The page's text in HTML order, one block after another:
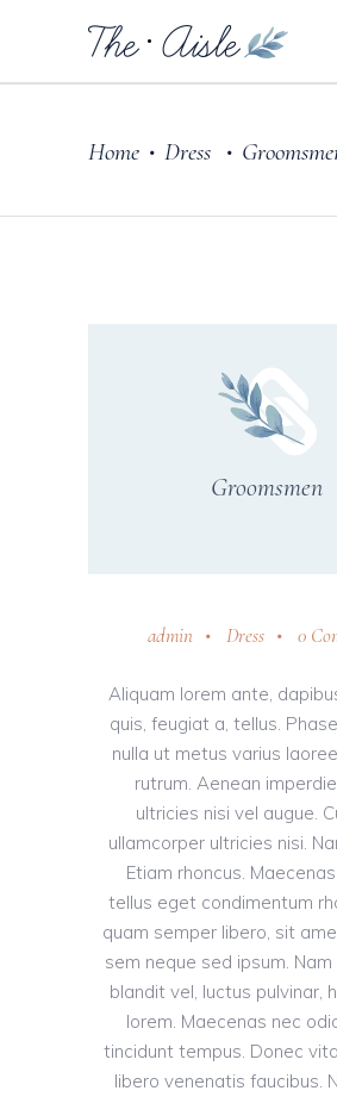
Home • Dress •
Groomsmen
admin Dress 0
Aliquam lorem ante,
quis, feugiat a, tellus.
nulla ut metus varius
rutrum. Aenean
ultricies nisi vel augue.
ullamcorper ultricies nisi.
Etiam rhoncus.
tellus eget condimentum
quam semper libero, sit
sem neque sed ipsum. Nam
blandit vel, luctus pulvinar,
lorem. Maecenas nec
tincidunt tempus. Donec
libero venenatis faucibus.